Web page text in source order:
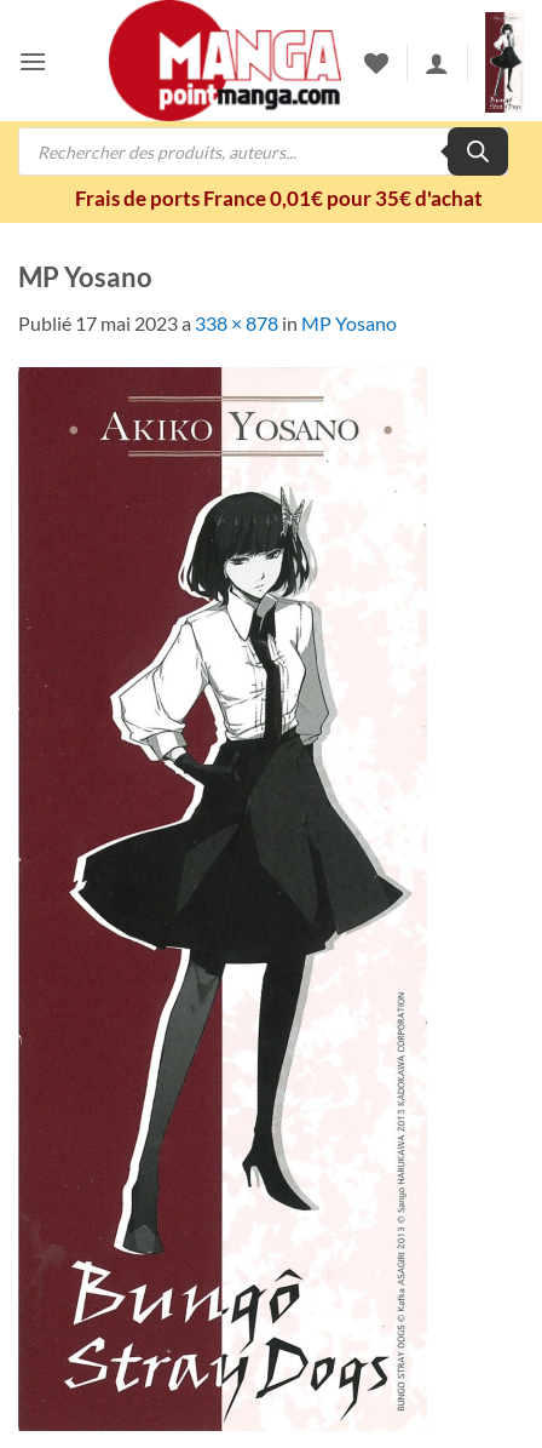
contenu
Recherche
Frais de ports France 0,01€ pour 35€ d'achat
MP Yosano
Publié 17 mai 2023a 338 × 878 in MP Yosano